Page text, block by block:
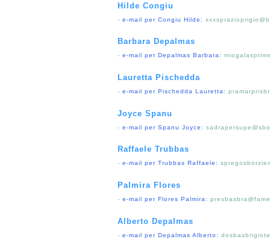
Hilde Congiu
- e-mail per Congiu Hilde:
Barbara Depalmas
- e-mail per Depalmas Barbara:
Lauretta Pischedda
- e-mail per Pischedda Lauretta:
Joyce Spanu
- e-mail per Spanu Joyce:
Raffaele Trubbas
- e-mail per Trubbas Raffaele:
Palmira Flores
- e-mail per Flores Palmira:
Alberto Depalmas
- e-mail per Depalmas Alberto: